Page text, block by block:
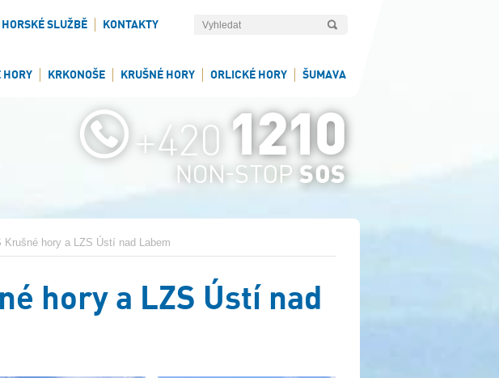
HORSKÉ SLUŽBĚ KONTAKTY
HORY KRKONOŠE KRUŠNÉ HORY ORLICKÉ HORY ŠUMAVA
Krušné hory a LZS Ústí nad Labem
hory a LZS Ústí nad